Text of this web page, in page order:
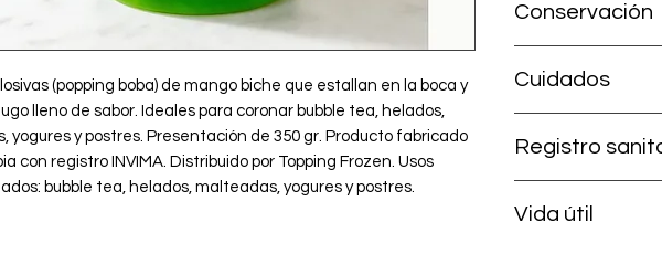
(popping boba) de mango biche que estallan en la boca y
lleno de sabor. Ideales para coronar bubble tea, helados,
yogures y postres. Presentación de 350 gr. Producto fabricado
con registro INVIMA. Distribuido por Topping Frozen. Usos
bubble tea, helados, malteadas, yogures y postres.
≈400 perlas
Conservación
solar. Tras abrir:
Cuidados
a temperatura
Registro
Colombia.
Vida útil